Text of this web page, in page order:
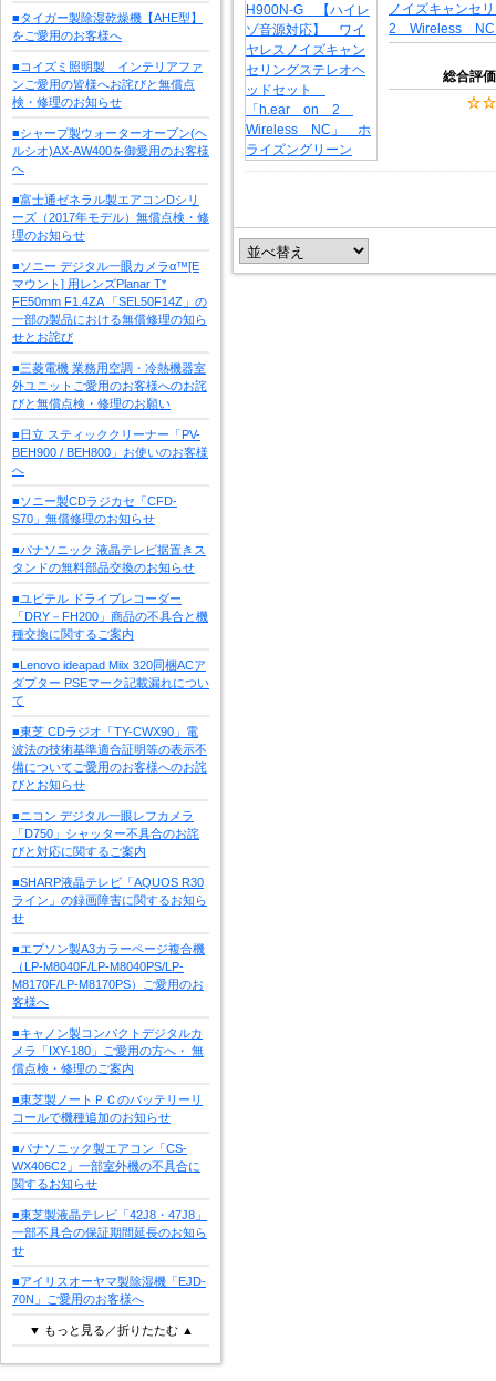
■タイガー製除湿乾燥機【AHE型】
をご愛用のお客様へ
■コイズミ照明製 インテリアファ
ンご愛用の皆様へお詫びと無償点
検・修理のお知らせ
■シャープ製ウォーターオーブン(ヘ
ルシオ)AX-AW400を御愛用のお客様
へ
■富士通ゼネラル製エアコンDシリ
ーズ（2017年モデル）無償点検・修
理のお知らせ
■ソニー デジタル一眼カメラα™[E
マウント] 用レンズPlanar T*
FE50mm F1.4ZA 「SEL50F14Z」の
一部の製品における無償修理の知ら
せとお詫び
■三菱電機 業務用空調・冷熱機器室
外ユニットご愛用のお客様へのお詫
びと無償点検・修理のお願い
■日立 スティッククリーナー「PV-
BEH900 / BEH800」お使いのお客様
へ
■ソニー製CDラジカセ「CFD-
S70」無償修理のお知らせ
■パナソニック 液晶テレビ据置きス
タンドの無料部品交換のお知らせ
■ユピテル ドライブレコーダー
「DRY－FH200」商品の不具合と機
種交換に関するご案内
■Lenovo ideapad Miix 320同梱ACア
ダプター PSEマーク記載漏れについ
て
■東芝 CDラジオ「TY-CWX90」電
波法の技術基準適合証明等の表示不
備についてご愛用のお客様へのお詫
びとお知らせ
■ニコン デジタル一眼レフカメラ
「D750」シャッター不具合のお詫
びと対応に関するご案内
■SHARP液晶テレビ「AQUOS R30
ライン」の録画障害に関するお知ら
せ
■エプソン製A3カラーページ複合機
（LP-M8040F/LP-M8040PS/LP-
M8170F/LP-M8170PS）ご愛用のお
客様へ
■キャノン製コンパクトデジタルカ
メラ「IXY-180」ご愛用の方へ・ 無
償点検・修理のご案内
■東芝製ノートＰＣのバッテリーリ
コールで機種追加のお知らせ
■パナソニック製エアコン「CS-
WX406C2」一部室外機の不具合に
関するお知らせ
■東芝製液晶テレビ「42J8・47J8」
一部不具合の保証期間延長のお知ら
せ
■アイリスオーヤマ製除湿機「EJD-
70N」ご愛用のお客様へ
▼ もっと見る／折りたたむ ▲
ノイズキャン
2 Wireless NC
総合評価